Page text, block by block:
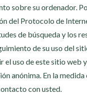
sobre su ordenador.
del Protocolo de
de búsqueda y los
de su uso del
uso de este sitio
anónima. En la
con usted.